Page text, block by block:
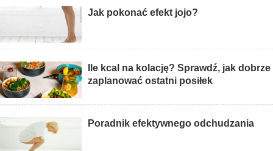
Jak pokonać efekt jojo?
Ile kcal na kolację? Sprawdź, jak dobrze
zaplanować ostatni posiłek
Poradnik efektywnego odchudzania